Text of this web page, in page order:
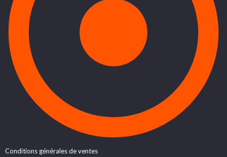
Conditions générales de ventes